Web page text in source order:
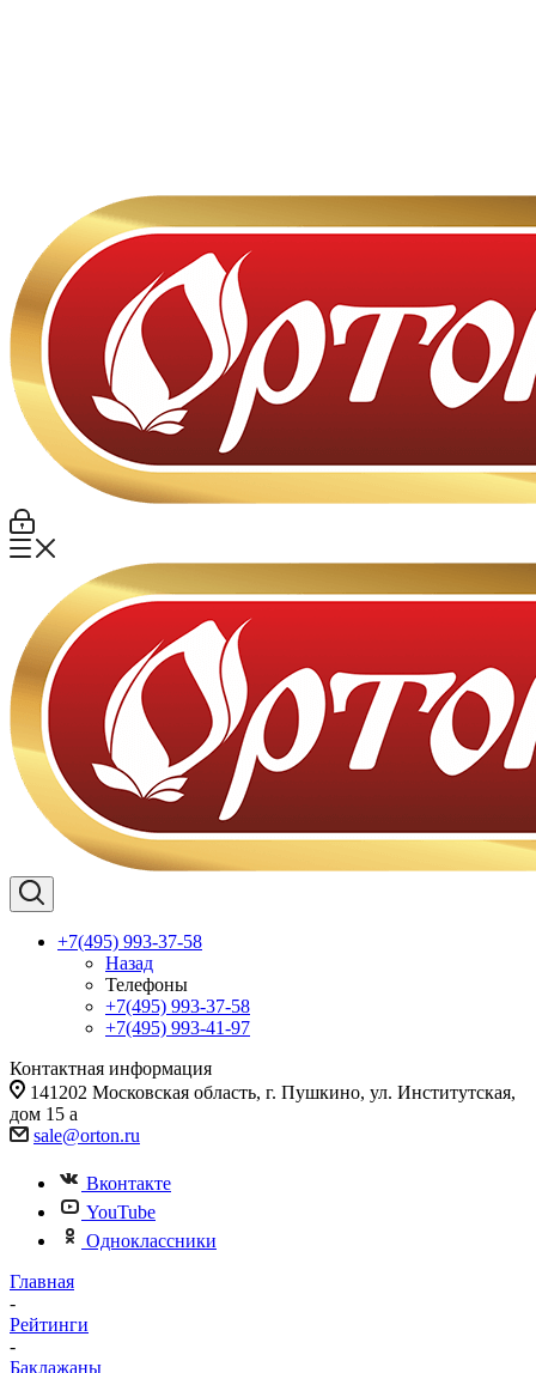
+7(495) 993-37-58
Назад
Телефоны
+7(495) 993-37-58
+7(495) 993-41-97
Контактная информация
141202 Московская область, г. Пушкино, ул. Институтская,
дом 15 а
sale@orton.ru
Вконтакте
YouTube
Одноклассники
Главная
-
Рейтинги
-
Баклажаны